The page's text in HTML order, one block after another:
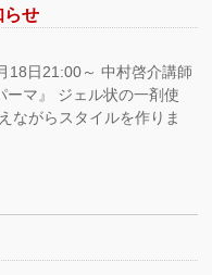
らせ
18日21:00～ 中村啓介講師
ーマ』 ジェル状の一剤使
がらスタイルを作りま